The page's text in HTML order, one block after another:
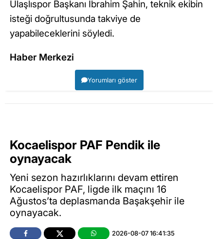
Ulaşlıspor Başkanı İbrahim Şahin, teknik ekibin
isteği doğrultusunda takviye de
yapabileceklerini söyledi.
Haber Merkezi
Yorumları göster
Kocaelispor PAF Pendik ile
oynayacak
Yeni sezon hazırlıklarını devam ettiren
Kocaelispor PAF, ligde ilk maçını 16
Ağustos’ta deplasmanda Başakşehir ile
oynayacak.
2026-08-07 16:41:35